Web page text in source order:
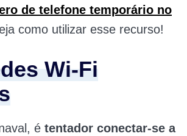
de telefone temporário no
como utilizar esse recurso!
Wi-Fi
é tentador conectar-se a